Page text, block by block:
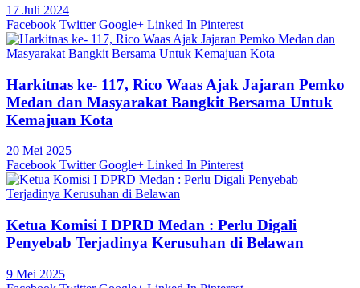
17 Juli 2024
Facebook Twitter Google+ Linked In Pinterest
Harkitnas ke- 117, Rico Waas Ajak Jajaran Pemko
Medan dan Masyarakat Bangkit Bersama Untuk
Kemajuan Kota
20 Mei 2025
Facebook Twitter Google+ Linked In Pinterest
Ketua Komisi I DPRD Medan : Perlu Digali
Penyebab Terjadinya Kerusuhan di Belawan
9 Mei 2025